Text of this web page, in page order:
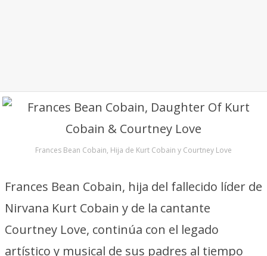
Frances Bean Cobain, Hija de Kurt Cobain y Courtney Love
Frances Bean Cobain, hija del fallecido líder de
Nirvana Kurt Cobain y de la cantante
Courtney Love, continúa con el legado
artístico y musical de sus padres al tiempo